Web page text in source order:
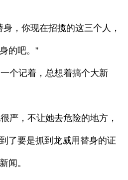
，你现在招揽的这三个人，
的吧。”
个记着，总想着搞个大新
严，不让她去危险的地方，
了要是抓到龙威用替身的证
闻。